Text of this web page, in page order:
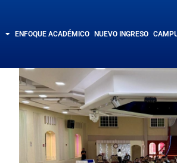
ENFOQUE ACADÉMICO NUEVO INGRESO